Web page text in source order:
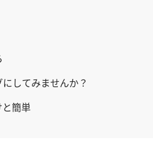
してみませんか？
簡単